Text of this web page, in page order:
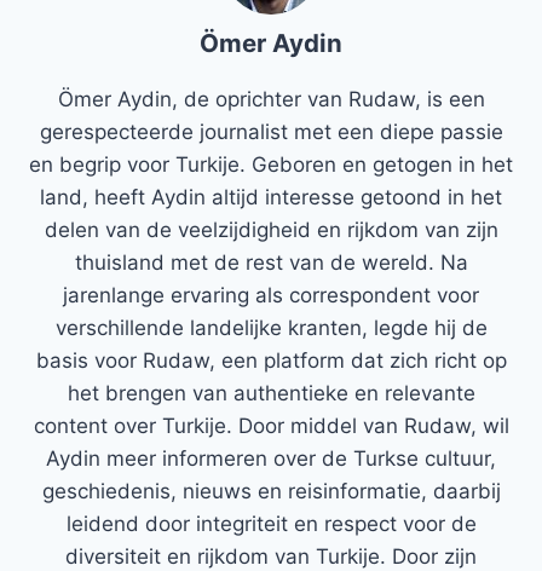
Ömer Aydin
Ömer Aydin, de oprichter van Rudaw, is een
gerespecteerde journalist met een diepe passie
en begrip voor Turkije. Geboren en getogen in het
land, heeft Aydin altijd interesse getoond in het
delen van de veelzijdigheid en rijkdom van zijn
thuisland met de rest van de wereld. Na
jarenlange ervaring als correspondent voor
verschillende landelijke kranten, legde hij de
basis voor Rudaw, een platform dat zich richt op
het brengen van authentieke en relevante
content over Turkije. Door middel van Rudaw, wil
Aydin meer informeren over de Turkse cultuur,
geschiedenis, nieuws en reisinformatie, daarbij
leidend door integriteit en respect voor de
diversiteit en rijkdom van Turkije. Door zijn